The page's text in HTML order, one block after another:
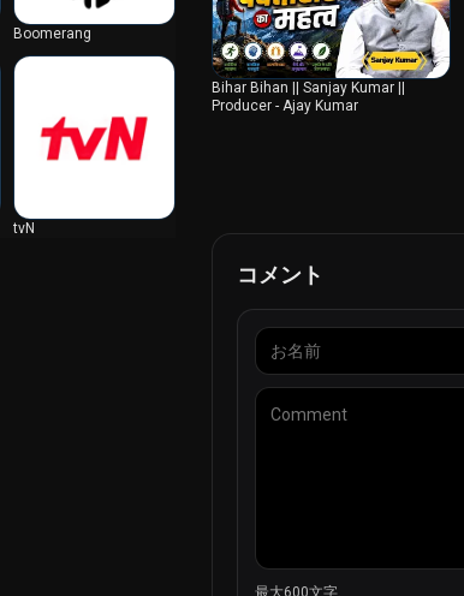
Boomerang
tvN
Bihar Bihan || Sanjay Kumar ||
Producer - Ajay Kumar
コメント
最大600文字.